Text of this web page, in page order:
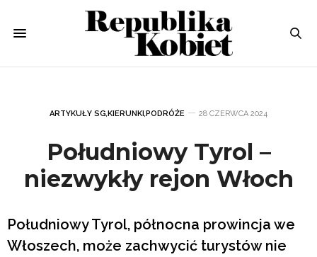
ARTYKUŁY SG,KIERUNKI,PODRÓŻE 28 CZERWCA 2024
Południowy Tyrol –
niezwykły rejon Włoch
Południowy Tyrol, północna prowincja we
Włoszech, może zachwycić turystów nie